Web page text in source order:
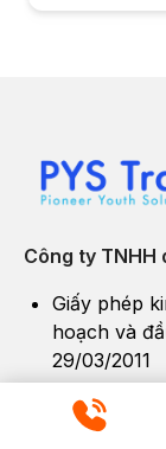
Công ty TNHH
Giấy phép
hoạch và
29/03/2011
Giấy phép
01771/